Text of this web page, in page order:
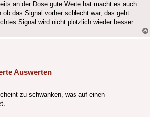
an der Dose gute Werte hat macht es auch
ob das Signal vorher schlecht war, das geht
Signal wird nicht plötzlich wieder besser.
Auswerten
zu schwanken, was auf einen